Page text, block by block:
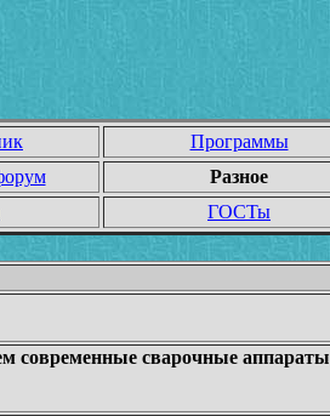
Программы
Разное
ГОСТы
современные сварочные аппараты